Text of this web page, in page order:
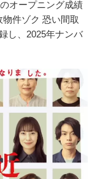
オープニング成績
件ゾク 恐い間取
し、2025年ナンバ